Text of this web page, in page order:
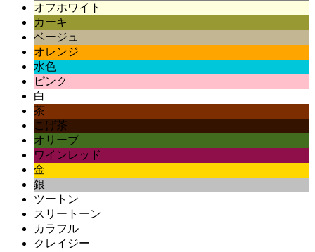
オフホワイト
カーキ
ベージュ
オレンジ
水色
ピンク
白
茶
こげ茶
オリーブ
ワインレッド
金
銀
ツートン
スリートーン
カラフル
クレイジー